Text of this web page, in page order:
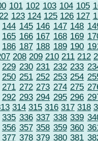
101 102 103 104 105
123 124 125 126 127
144 145 146 147 148
165 166 167 168 169
186 187 188 189 190
208 209 210 211 212
229 230 231 232 233
250 251 252 253 254
271 272 273 274 275
292 293 294 295 296
314 315 316 317 318
335 336 337 338 339
356 357 358 359 360
377 378 379 380 381